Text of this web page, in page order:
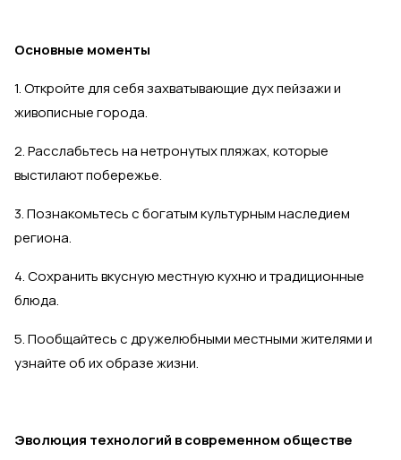
Основные моменты
1. Откройте для себя захватывающие дух пейзажи и
живописные города.
2. Расслабьтесь на нетронутых пляжах, которые
выстилают побережье.
3. Познакомьтесь с богатым культурным наследием
региона.
4. Сохранить вкусную местную кухню и традиционные
блюда.
5. Пообщайтесь с дружелюбными местными жителями и
узнайте об их образе жизни.
Эволюция технологий в современном обществе